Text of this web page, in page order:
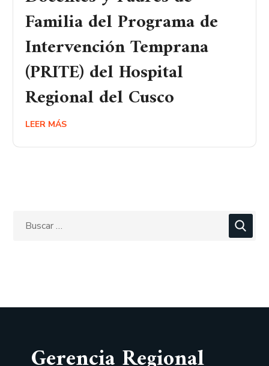
Familia del Programa de
Intervención Temprana
(PRITE) del Hospital
Regional del Cusco
LEER MÁS